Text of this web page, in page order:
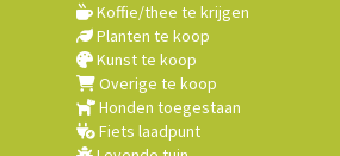
Koffie/thee te krijgen
Planten te koop
Kunst te koop
Overige te koop
Honden toegestaan
Fiets laadpunt